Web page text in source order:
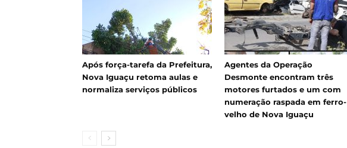
Após força-tarefa da Prefeitura,
Nova Iguaçu retoma aulas e
normaliza serviços públicos
Agentes da Operação
Desmonte encontram três
motores furtados e um com
numeração raspada em ferro-
velho de Nova Iguaçu